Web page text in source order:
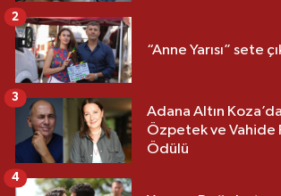
“Anne Yarısı” sete
2
Adana Altın
Özpetek ve Vahide
Ödülü
3
4